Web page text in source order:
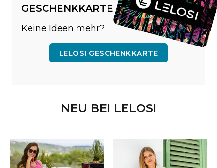
GESCHENKKARTE
Keine Ideen mehr?
LELOSI GESCHENKKARTE
NEU BEI LELOSI